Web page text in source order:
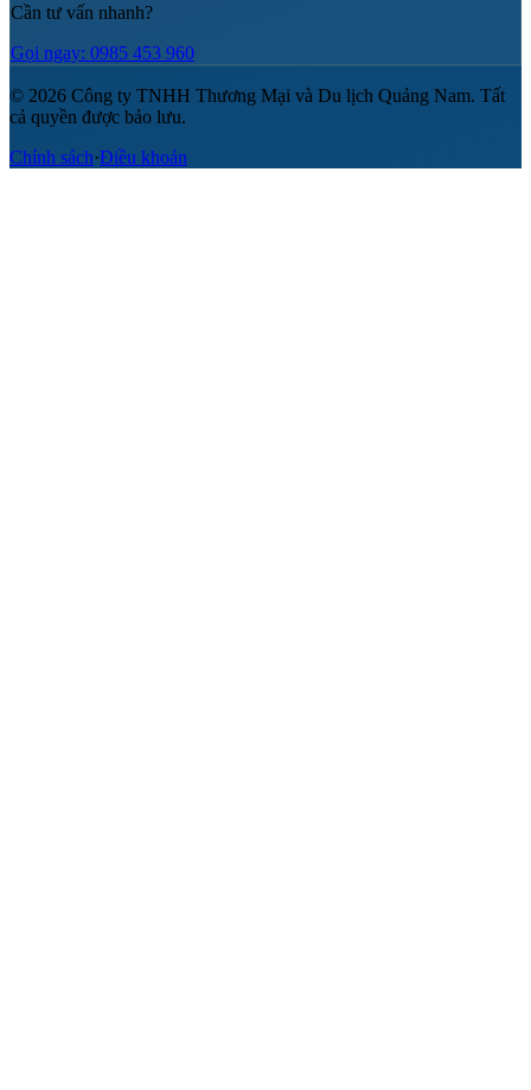
Cần tư vấn nhanh?
Gọi ngay: 0985 453 960
© 2026 Công ty TNHH Thương Mại và Du lịch Quảng Nam. Tất
cả quyền được bảo lưu.
Chính sách·Điều khoản